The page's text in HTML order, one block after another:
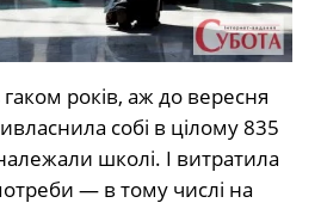
гаком років, аж до вересня
собі в цілому 835
школі. І витратила
— в тому числі на